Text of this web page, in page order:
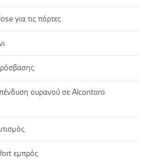
για τις πόρτες
ουρανού σε Alcantara
εμπρός